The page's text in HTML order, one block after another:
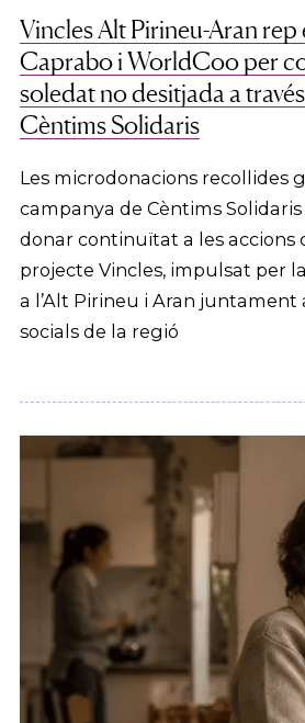
Vincles Alt Pirineu-Aran
Caprabo i WorldCoo per
soledat no desitjada a
Cèntims Solidaris
Les microdonacions recollides
campanya de Cèntims
donar continuïtat a les accions
projecte Vincles, impulsat per
a l’Alt Pirineu i Aran juntament
socials de la regió